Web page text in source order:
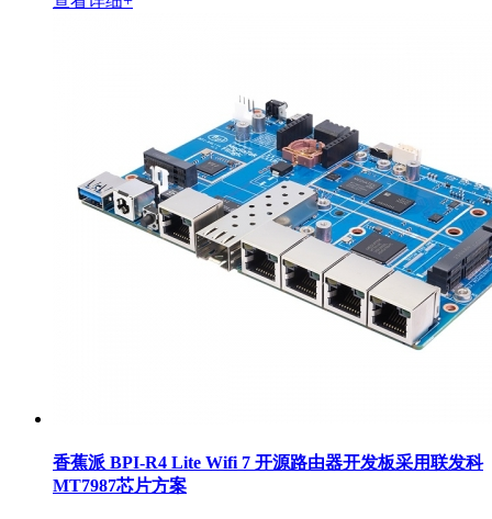
香蕉派 BPI-R4 Lite Wifi 7 开源路由器开发板采用联发科
MT7987芯片方案